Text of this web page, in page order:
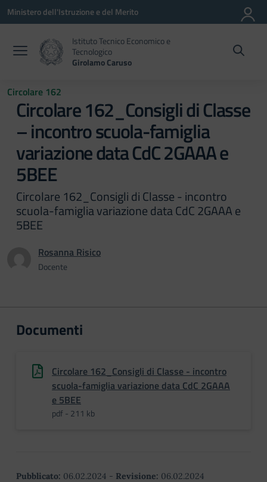
Vai ai contenuti
Vai al menu di navigazione
Vai al footer
Ministero dell'Istruzione e del Merito
Istituto Tecnico Economico e
Tecnologico
Girolamo Caruso
Circolare 162
Circolare 162_Consigli di Classe
– incontro scuola-famiglia
variazione data CdC 2GAAA e
5BEE
Circolare 162_Consigli di Classe - incontro
scuola-famiglia variazione data CdC 2GAAA e
5BEE
Rosanna Risico
Docente
Documenti
Circolare 162_Consigli di Classe - incontro
scuola-famiglia variazione data CdC 2GAAA
e 5BEE
pdf - 211 kb
Pubblicato: 06.02.2024 - Revisione: 06.02.2024